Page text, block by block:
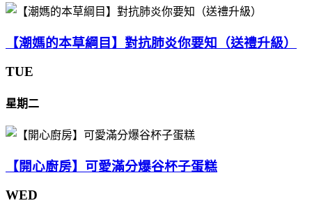
【潮媽的本草綱目】對抗肺炎你要知（送禮升級）
TUE
星期二
【開心廚房】可愛滿分爆谷杯子蛋糕
WED